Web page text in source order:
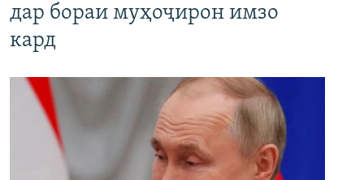
дар бораи муҳоҷирон имзо
кард